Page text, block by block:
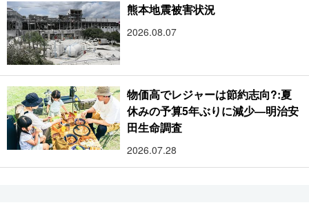
熊本地震被害状況
2026.08.07
物価高でレジャーは節約志向?:夏
休みの予算5年ぶりに減少―明治安
田生命調査
2026.07.28